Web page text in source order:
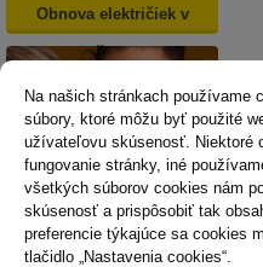
Na našich stránkach používame
súbory, ktoré môžu byť použité
užívateľovu skúsenosť. Niektoré
fungovanie stránky, iné
všetkých súborov cookies nám
skúsenosť a prispôsobiť tak
preferencie týkajúce sa cookies
tlačidlo „Nastavenia cookies“.
Obnova električiek v
Košiciach
Dopravná psychológia